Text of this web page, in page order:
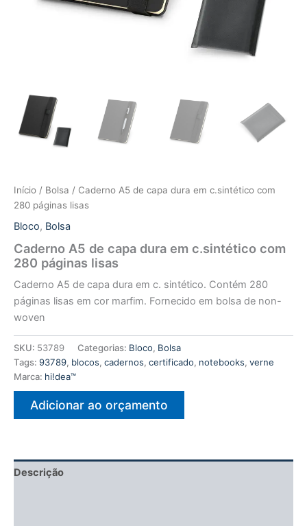
Início / Bolsa / Caderno A5 de capa dura em c.sintético com
280 páginas lisas
Bloco, Bolsa
Caderno A5 de capa dura em c.sintético com
280 páginas lisas
Caderno A5 de capa dura em c. sintético. Contém 280
páginas lisas em cor marfim. Fornecido em bolsa de non-
woven
SKU: 53789 Categorias: Bloco, Bolsa
Tags: 93789, blocos, cadernos, certificado, notebooks, verne
Marca: hi!dea™
Adicionar ao orçamento
Descrição